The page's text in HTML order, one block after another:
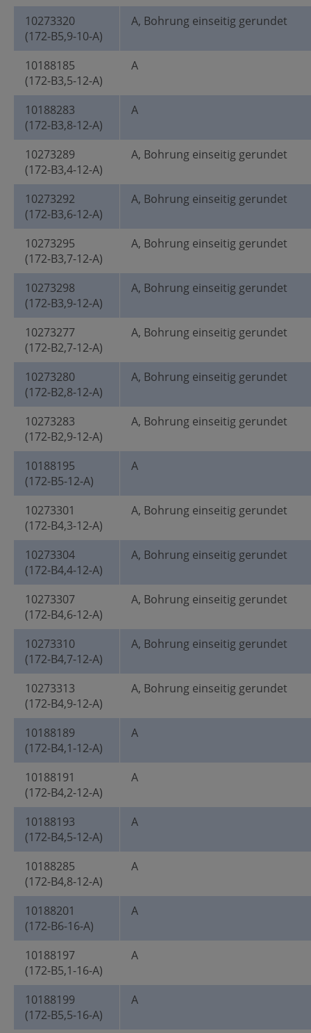
10273320
(172-B5,9-10-A)
A, Bohrung einseitig gerundet
10188185
(172-B3,5-12-A)
A
10188283
(172-B3,8-12-A)
A
10273289
(172-B3,4-12-A)
A, Bohrung einseitig gerundet
10273292
(172-B3,6-12-A)
A, Bohrung einseitig gerundet
10273295
(172-B3,7-12-A)
A, Bohrung einseitig gerundet
10273298
(172-B3,9-12-A)
A, Bohrung einseitig gerundet
10273277
(172-B2,7-12-A)
A, Bohrung einseitig gerundet
10273280
(172-B2,8-12-A)
A, Bohrung einseitig gerundet
10273283
(172-B2,9-12-A)
A, Bohrung einseitig gerundet
10188195
(172-B5-12-A)
A
10273301
(172-B4,3-12-A)
A, Bohrung einseitig gerundet
10273304
(172-B4,4-12-A)
A, Bohrung einseitig gerundet
10273307
(172-B4,6-12-A)
A, Bohrung einseitig gerundet
10273310
(172-B4,7-12-A)
A, Bohrung einseitig gerundet
10273313
(172-B4,9-12-A)
A, Bohrung einseitig gerundet
10188189
(172-B4,1-12-A)
A
10188191
(172-B4,2-12-A)
A
10188193
(172-B4,5-12-A)
A
10188285
(172-B4,8-12-A)
A
10188201
(172-B6-16-A)
A
10188197
(172-B5,1-16-A)
A
10188199
(172-B5,5-16-A)
A